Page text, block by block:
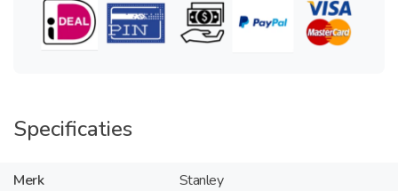
Specificaties
Merk
Stanley